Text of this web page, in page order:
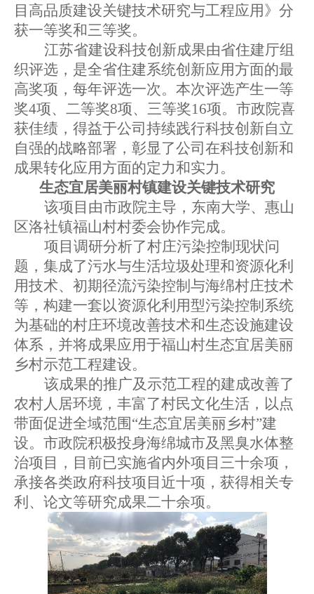
目高品质建设关键技术研究与工程应用》分
获一等奖和三等奖。
江苏省建设科技创新成果由省住建厅组
织评选，是全省住建系统创新应用方面的最
高奖项，每年评选一次。本次评选产生一等
奖4项、二等奖8项、三等奖16项。市政院喜
获佳绩，得益于公司持续践行科技创新自立
自强的战略部署，彰显了公司在科技创新和
成果转化应用方面的定力和实力。
生态宜居美丽村镇建设关键技术研究
该项目由市政院主导，东南大学、惠山
区洛社镇福山村村委会协作完成。
项目调研分析了村庄污染控制现状问
题，集成了污水与生活垃圾处理和资源化利
用技术、初期径流污染控制与海绵村庄技术
等，构建一套以资源化利用型污染控制系统
为基础的村庄环境改善技术和生态设施建设
体系，并将成果应用于福山村生态宜居美丽
乡村示范工程建设。
该成果的推广及示范工程的建成改善了
农村人居环境，丰富了村民文化生活，以点
带面促进全域范围“生态宜居美丽乡村”建
设。市政院积极投身海绵城市及黑臭水体整
治项目，目前已实施省内外项目三十余项，
承接各类政府科技项目近十项，获得相关专
利、论文等研究成果二十余项。